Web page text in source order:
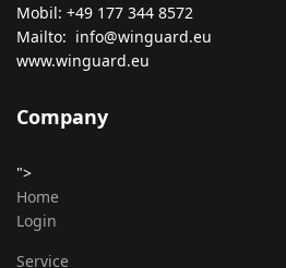
Mobil: +49 177 344 8572
Mailto: info@winguard.eu
www.winguard.eu
Company
">
Home
Login
Service